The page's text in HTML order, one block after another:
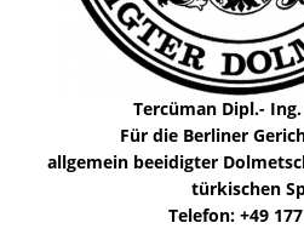
Tercüman Dipl.-
Für die Berliner
allgemein beeidigter
türkischen
Telefon: +49